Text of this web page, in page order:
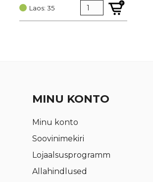
oli:
€ 0,25.
is:
€ 0,19.
Laos: 35
MINU KONTO
Minu konto
Soovinimekiri
Lojaalsusprogramm
Allahindlused